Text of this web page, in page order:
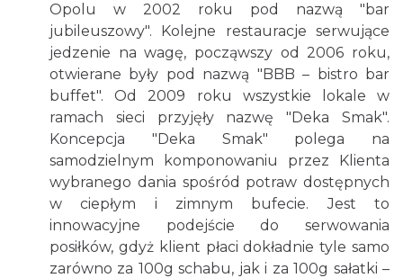
Opolu w 2002 roku pod nazwą "bar
jubileuszowy". Kolejne restauracje serwujące
jedzenie na wagę, począwszy od 2006 roku,
otwierane były pod nazwą "BBB – bistro bar
buffet". Od 2009 roku wszystkie lokale w
ramach sieci przyjęły nazwę "Deka Smak".
Koncepcja "Deka Smak" polega na
samodzielnym komponowaniu przez Klienta
wybranego dania spośród potraw dostępnych
w ciepłym i zimnym bufecie. Jest to
innowacyjne podejście do serwowania
posiłków, gdyż klient płaci dokładnie tyle samo
zarówno za 100g schabu, jak i za 100g sałatki –